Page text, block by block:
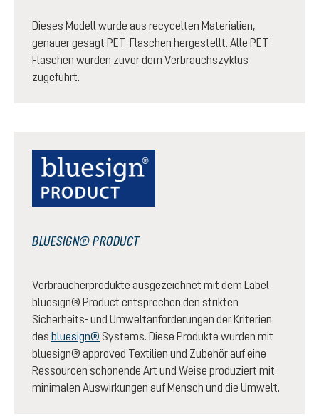
Dieses Modell wurde aus recycelten Materialien,
genauer gesagt PET-Flaschen hergestellt. Alle PET-
Flaschen wurden zuvor dem Verbrauchszyklus
zugeführt.
BLUESIGN® PRODUCT
Verbraucherprodukte ausgezeichnet mit dem Label
bluesign® Product entsprechen den strikten
Sicherheits- und Umweltanforderungen der Kriterien
des bluesign® Systems. Diese Produkte wurden mit
bluesign® approved Textilien und Zubehör auf eine
Ressourcen schonende Art und Weise produziert mit
minimalen Auswirkungen auf Mensch und die Umwelt.